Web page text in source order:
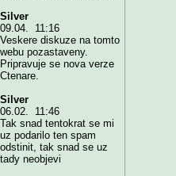
Silver
09.04. 11:16
Veskere diskuze na tomto
webu pozastaveny.
Pripravuje se nova verze
Ctenare.
Silver
06.02. 11:46
Tak snad tentokrat se mi
uz podarilo ten spam
odstinit, tak snad se uz
tady neobjevi